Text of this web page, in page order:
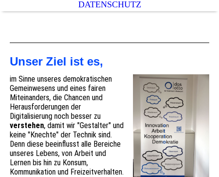
DATENSCHUTZ
Unser Ziel ist es,
im Sinne unseres demokratischen
Gemeinwesens und eines fairen
Miteinanders, die Chancen und
Herausforderungen der
Digitalisierung noch besser zu
verstehen, damit wir "Gestalter" und
keine "Knechte" der Technik sind.
Denn diese beeinflusst alle Bereiche
unseres Lebens, von Arbeit und
Lernen bis hin zu Konsum,
Kommunikation und Freizeitverhalten.